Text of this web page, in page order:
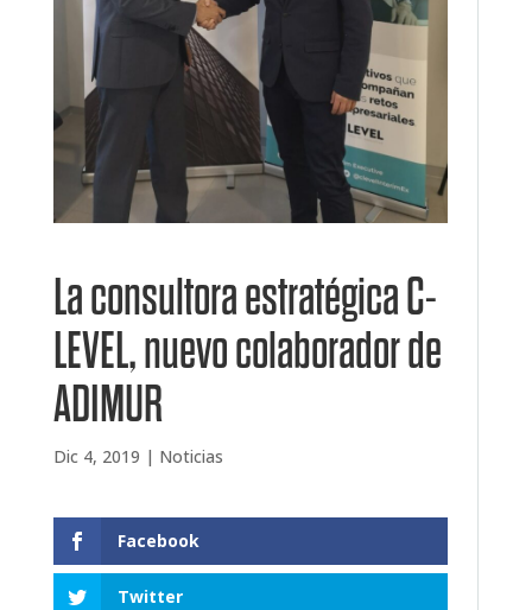
La consultora estratégica C-
LEVEL, nuevo colaborador de
ADIMUR
Dic 4, 2019 | Noticias
Facebook
Twitter